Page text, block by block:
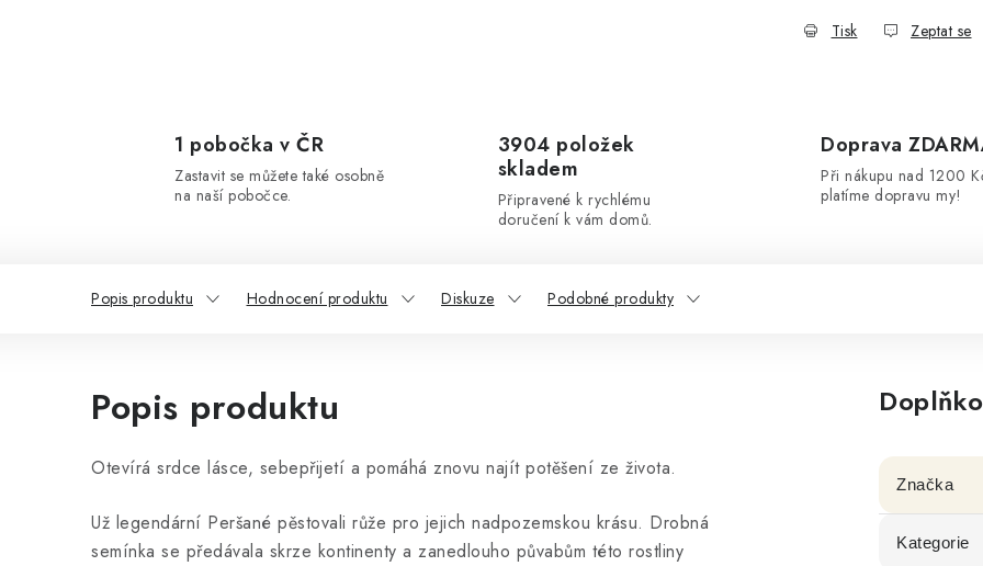
Tisk Zeptat se
1 pobočka v ČR
Zastavit se můžete také osobně
na naší pobočce.
3904 položek
skladem
Připravené k rychlému
doručení k vám domů.
Doprava
Při nákupu nad 1200
platíme dopravu my!
Popis produktu Hodnocení produktu Diskuze Podobné produkty
Popis produktu
Otevírá srdce lásce, sebepřijetí a pomáhá znovu najít potěšení ze života.
Už legendární Peršané pěstovali růže pro jejich nadpozemskou krásu. Drobná
semínka se předávala skrze kontinenty a zanedlouho půvabům této rostliny
Značka
Kategorie